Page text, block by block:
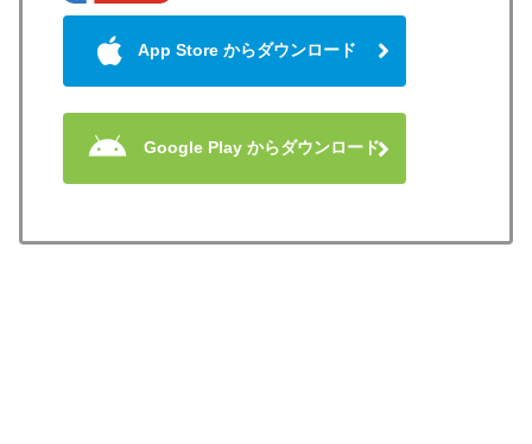
App Store からダウンロード
Google Play からダウンロード